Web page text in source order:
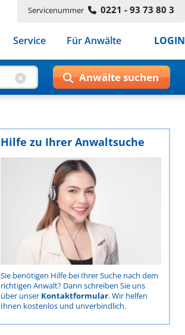
Servicenummer 0221 - 93 73 80 3
Service Für Anwälte LOGIN
Hilfe zu Ihrer Anwaltsuche
Sie benötigen Hilfe bei Ihrer Suche nach dem
richtigen Anwalt? Dann schreiben Sie uns
über unser Kontaktformular. Wir helfen
Ihnen kostenlos und unverbindlich.